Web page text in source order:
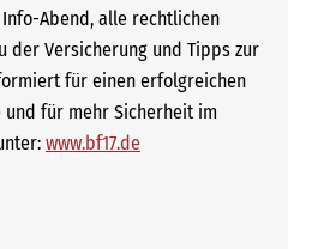
Abend, alle rechtlichen
der Versicherung und Tipps zur
für einen erfolgreichen
für mehr Sicherheit im
www.bf17.de